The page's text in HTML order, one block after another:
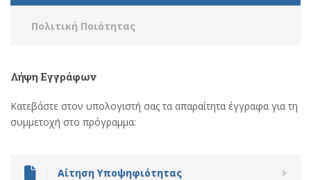
Πολιτική Ποιότητας
ΛήψηΕγγράφων
Κατεβάστε στον υπολογιστή σας τα απαραίτητα έγγραφα για τη
συμμετοχή στο πρόγραμμα:
Αίτηση Υποψηφιότητας